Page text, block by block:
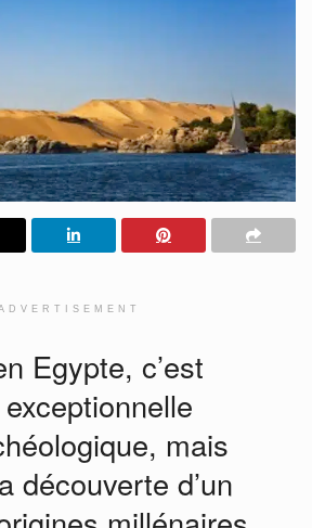
Egypte, c’est
mais
découverte d’un